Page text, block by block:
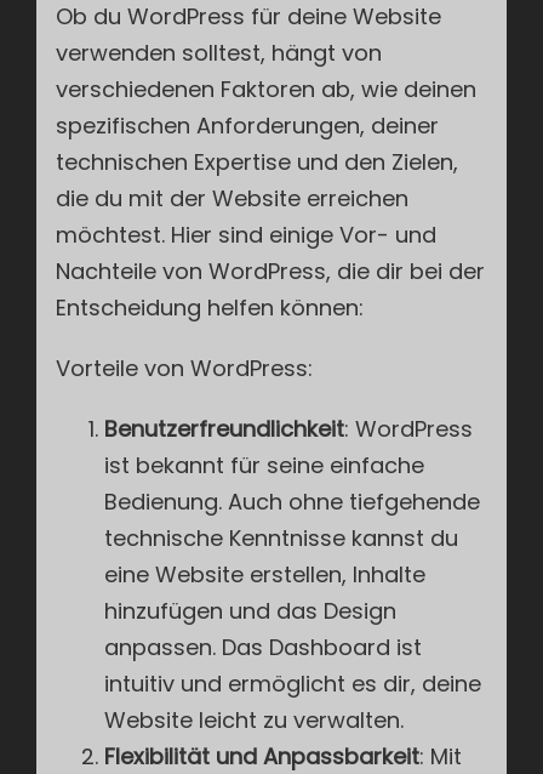
Ob du WordPress für deine Website
verwenden solltest, hängt von
verschiedenen Faktoren ab, wie deinen
spezifischen Anforderungen, deiner
technischen Expertise und den Zielen,
die du mit der Website erreichen
möchtest. Hier sind einige Vor- und
Nachteile von WordPress, die dir bei der
Entscheidung helfen können:
Vorteile von WordPress:
Benutzerfreundlichkeit: WordPress
ist bekannt für seine einfache
Bedienung. Auch ohne tiefgehende
technische Kenntnisse kannst du
eine Website erstellen, Inhalte
hinzufügen und das Design
anpassen. Das Dashboard ist
intuitiv und ermöglicht es dir, deine
Website leicht zu verwalten.
Flexibilität und Anpassbarkeit: Mit